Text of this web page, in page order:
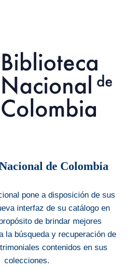
de Colombia
pone a disposición de sus
interfaz de su catálogo en
de brindar mejores
la búsqueda y recuperación de
contenidos en sus
colecciones.